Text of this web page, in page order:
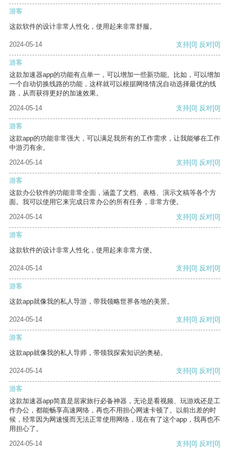
游客
这款软件的设计非常人性化，使用起来非常舒服。
2024-05-14 支持[0] 反对[0]
游客
这款加速器app的功能有点单一，可以增加一些新功能。比如，可以增加
一个自动切换线路的功能，这样就可以根据网络情况自动选择最优的线
路，从而获得更好的加速效果。
2024-05-14
支持[0] 反对[0]
游客
这款app的功能非常强大，可以满足我所有的工作需求，让我能够在工作
中游刃有余。
2024-05-14
支持[0] 反对[0]
游客
这款办公软件的功能非常全面，涵盖了文档、表格、演示文稿等各个方
面。我可以使用它来完成日常办公的所有任务，非常方便。
2024-05-14
支持[0] 反对[0]
游客
这款软件的设计非常人性化，使用起来非常方便。
2024-05-14 支持[0] 反对[0]
游客
这款app就像我的私人导游，带我领略世界各地的美景。
2024-05-14 支持[0] 反对[0]
游客
这款app就像我的私人导师，带领我探索知识的奥秘。
2024-05-14 支持[0] 反对[0]
游客
这款加速器app简直是居家旅行必备神器，无论是看视频、玩游戏还是工
作办公，都能畅享高速网络，再也不用担心网速卡顿了。以前出差的时
候，经常因为网速慢而无法正常使用网络，现在有了这个app，我再也不
用担心了。
2024-05-14
支持[0] 反对[0]